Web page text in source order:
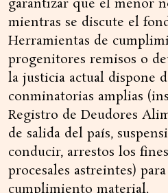
garantizar que el menor
mientras se discute el
Herramientas de
progenitores remisos o
la justicia actual dispone
conminatorias amplias
Registro de Deudores
de salida del país,
conducir, arrestos los
procesales astreintes)